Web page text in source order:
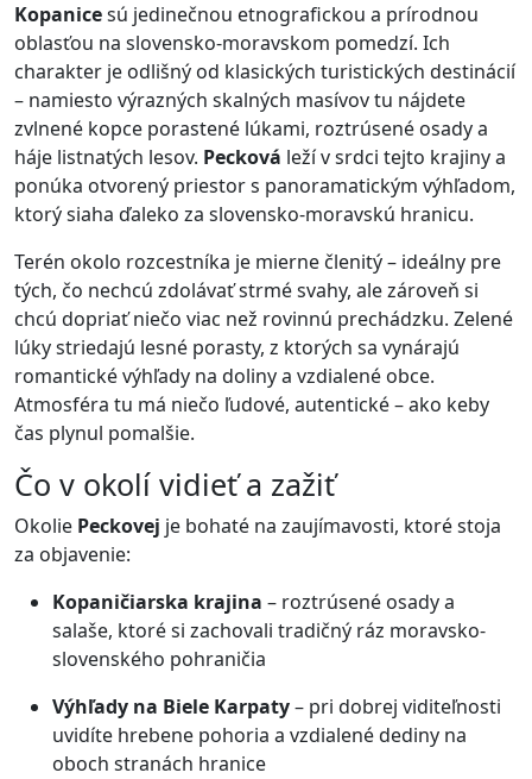
Kopanicesú jedinečnou etnografickou a prírodnou
oblasťou na slovensko-moravskom pomedzí. Ich
charakter je odlišný od klasických turistických destinácií
– namiesto výrazných skalných masívov tu nájdete
zvlnené kopce porastené lúkami, roztrúsené osady a
háje listnatých lesov. Pecková leží v srdci tejto krajiny a
ponúka otvorený priestor s panoramatickým výhľadom,
ktorý siaha ďaleko za slovensko-moravskú hranicu.
Terén okolo rozcestníka je mierne členitý – ideálny pre
tých, čo nechcú zdolávať strmé svahy, ale zároveň si
chcú dopriať niečo viac než rovinnú prechádzku. Zelené
lúky striedajú lesné porasty, z ktorých sa vynárajú
romantické výhľady na doliny a vzdialené obce.
Atmosféra tu má niečo ľudové, autentické – ako keby
čas plynul pomalšie.
Čo v okolí vidieť a zažiť
Okolie Peckovej je bohaté na zaujímavosti, ktoré stoja
za objavenie:
Kopaničiarska krajina – roztrúsené osady a
salaše, ktoré si zachovali tradičný ráz moravsko-
slovenského pohraničia
Výhľady na Biele Karpaty– pri dobrej viditeľnosti
uvidíte hrebene pohoria a vzdialené dediny na
oboch stranách hranice